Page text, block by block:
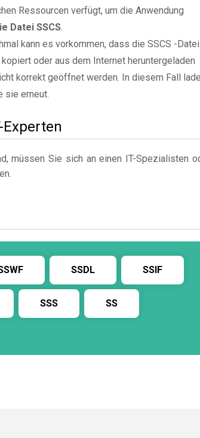
Ressourcen verfügt, um die Anwendung
Datei SSCS.
kann es vorkommen, dass die SSCS -Datei
oder aus dem Internet heruntergeladen
korrekt geöffnet werden. In diesem Fall
sie erneut.
Experten
müssen Sie sich an einen IT-Spezialisten
SSDL SSIF
SSS SS